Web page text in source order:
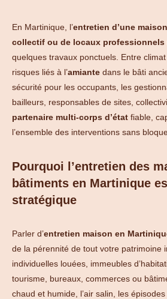
En Martinique, l’entretien d’une
collectif ou de locaux professionnels
quelques travaux ponctuels. Entre
risques liés à l’amiante dans le bâti
sécurité pour les occupants, les
bailleurs, responsables de sites,
partenaire multi-corps d’état fiable,
l’ensemble des interventions sans
Pourquoi l’entretien des
bâtiments en Martinique
stratégique
Parler d’entretien maison en
de la pérennité de tout votre patrimoine
individuelles louées, immeubles
tourisme, bureaux, commerces ou
chaud et humide, l’air salin, les